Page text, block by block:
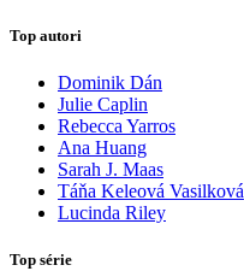
Top autori
Dominik Dán
Julie Caplin
Rebecca Yarros
Ana Huang
Sarah J. Maas
Táňa Keleová Vasilková
Lucinda Riley
Top série